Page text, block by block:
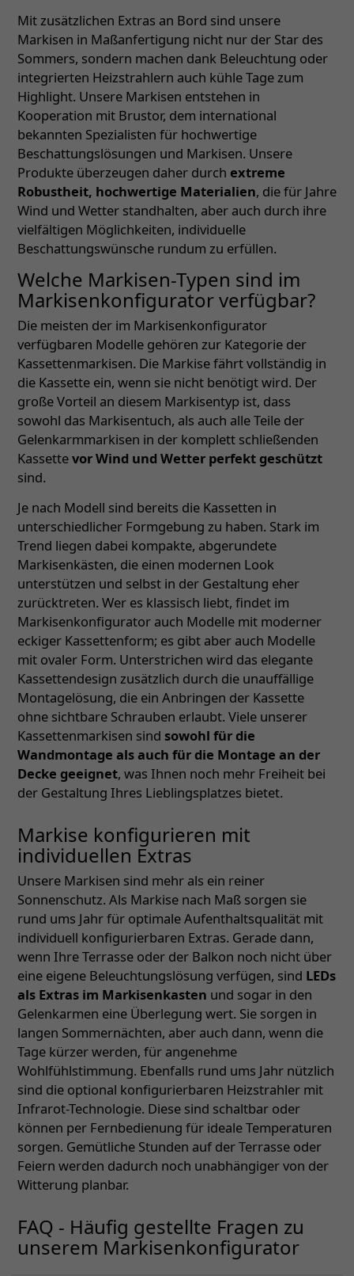
Mit zusätzlichen Extras an Bord sind unsere
Markisen in Maßanfertigung nicht nur der Star des
Sommers, sondern machen dank Beleuchtung oder
integrierten Heizstrahlern auch kühle Tage zum
Highlight. Unsere Markisen entstehen in
Kooperation mit Brustor, dem international
bekannten Spezialisten für hochwertige
Beschattungslösungen und Markisen. Unsere
Produkte überzeugen daher durch extreme
Robustheit, hochwertige Materialien, die für Jahre
Wind und Wetter standhalten, aber auch durch ihre
vielfältigen Möglichkeiten, individuelle
Beschattungswünsche rundum zu erfüllen.
Welche Markisen-Typen sind im
Markisenkonfigurator verfügbar?
Die meisten der im Markisenkonfigurator
verfügbaren Modelle gehören zur Kategorie der
Kassettenmarkisen. Die Markise fährt vollständig in
die Kassette ein, wenn sie nicht benötigt wird. Der
große Vorteil an diesem Markisentyp ist, dass
sowohl das Markisentuch, als auch alle Teile der
Gelenkarmmarkisen in der komplett schließenden
Kassettevor Wind und Wetter perfekt geschützt
sind.
Je nach Modell sind bereits die Kassetten in
unterschiedlicher Formgebung zu haben. Stark im
Trend liegen dabei kompakte, abgerundete
Markisenkästen, die einen modernen Look
unterstützen und selbst in der Gestaltung eher
zurücktreten. Wer es klassisch liebt, findet im
Markisenkonfigurator auch Modelle mit moderner
eckiger Kassettenform; es gibt aber auch Modelle
mit ovaler Form. Unterstrichen wird das elegante
Kassettendesign zusätzlich durch die unauffällige
Montagelösung, die ein Anbringen der Kassette
ohne sichtbare Schrauben erlaubt. Viele unserer
Kassettenmarkisen sind sowohl für die
Wandmontage als auch für die Montage an der
Decke geeignet, was Ihnen noch mehr Freiheit bei
der Gestaltung Ihres Lieblingsplatzes bietet.
Markise konfigurieren mit
individuellen Extras
Unsere Markisen sind mehr als ein reiner
Sonnenschutz. Als Markise nach Maß sorgen sie
rund ums Jahr für optimale Aufenthaltsqualität mit
individuell konfigurierbaren Extras. Gerade dann,
wenn Ihre Terrasse oder der Balkon noch nicht über
eine eigene Beleuchtungslösung verfügen, sind LEDs
als Extras im Markisenkasten und sogar in den
Gelenkarmen eine Überlegung wert. Sie sorgen in
langen Sommernächten, aber auch dann, wenn die
Tage kürzer werden, für angenehme
Wohlfühlstimmung. Ebenfalls rund ums Jahr nützlich
sind die optional konfigurierbaren Heizstrahler mit
Infrarot-Technologie. Diese sind schaltbar oder
können per Fernbedienung für ideale Temperaturen
sorgen. Gemütliche Stunden auf der Terrasse oder
Feiern werden dadurch noch unabhängiger von der
Witterung planbar.
FAQ - Häufig gestellte Fragen zu
unserem Markisenkonfigurator